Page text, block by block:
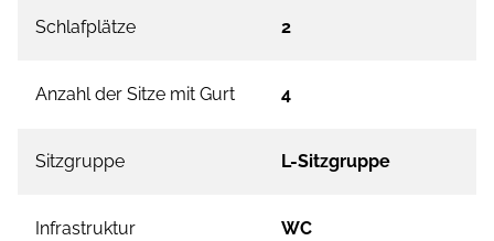
Schlafplätze 2
Anzahl der Sitze mit Gurt 4
Sitzgruppe L-Sitzgruppe
Infrastruktur WC